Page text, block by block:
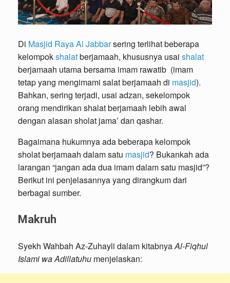
Di Masjid Raya Al Jabbarsering terlihat beberapa
kelompokshalatberjamaah, khususnya usai shalat
berjamaah utama bersama imam rawatib (imam
tetap yang mengimami salat berjamaah di masjid).
Bahkan, sering terjadi, usai adzan, sekelompok
orang mendirikan shalat berjamaah lebih awal
dengan alasan sholat jama’ dan qashar.
Bagaimana hukumnya ada beberapa kelompok
sholat berjamaah dalam satu masjid? Bukankah ada
larangan “jangan ada dua imam dalam satu masjid”?
Berikut ini penjelasannya yang dirangkum dari
berbagai sumber.
Makruh
Syekh Wahbah Az-Zuhayli dalam kitabnyaAl-Fiqhul
Islami wa Adillatuhu menjelaskan: